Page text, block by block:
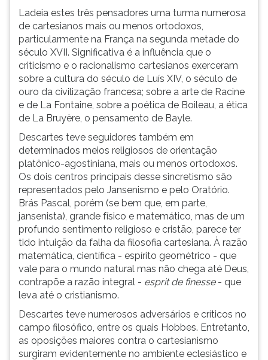
direita
Para
menu
principal
pressione
tecla
depois
Pressione
para
ouvir
essa
instrução
novamente.
Ladeia estes três pensadores uma turma numerosa
de cartesianos mais ou menos ortodoxos,
particularmente na França na segunda metade do
século XVII. Significativa é a influência que o
criticismo e o racionalismo cartesianos exerceram
sobre a cultura do século de Luís XIV, o século de
ouro da civilização francesa; sobre a arte de Racine
e de La Fontaine, sobre a poética de Boileau, a ética
de La Bruyère, o pensamento de Bayle.
Descartes teve seguidores também em
determinados meios religiosos de orientação
platônico-agostiniana, mais ou menos ortodoxos.
Os dois centros principais desse sincretismo são
representados pelo Jansenismo e pelo Oratório.
Brás Pascal, porém (se bem que, em parte,
jansenista), grande físico e matemático, mas de um
profundo sentimento religioso e cristão, parece ter
tido intuição da falha da filosofia cartesiana. À razão
matemática, científica - espírito geométrico - que
vale para o mundo natural mas não chega até Deus,
contrapõe a razão integral - esprit de finesse- que
leva até o cristianismo.
Descartes teve numerosos adversários e críticos no
campo filosófico, entre os quais Hobbes. Entretanto,
as oposições maiores contra o cartesianismo
surgiram evidentemente no ambiente eclesiástico e